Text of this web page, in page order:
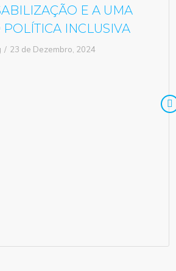
E A UMA
POLÍTICA INCLUSIVA
23 de Dezembro, 2024